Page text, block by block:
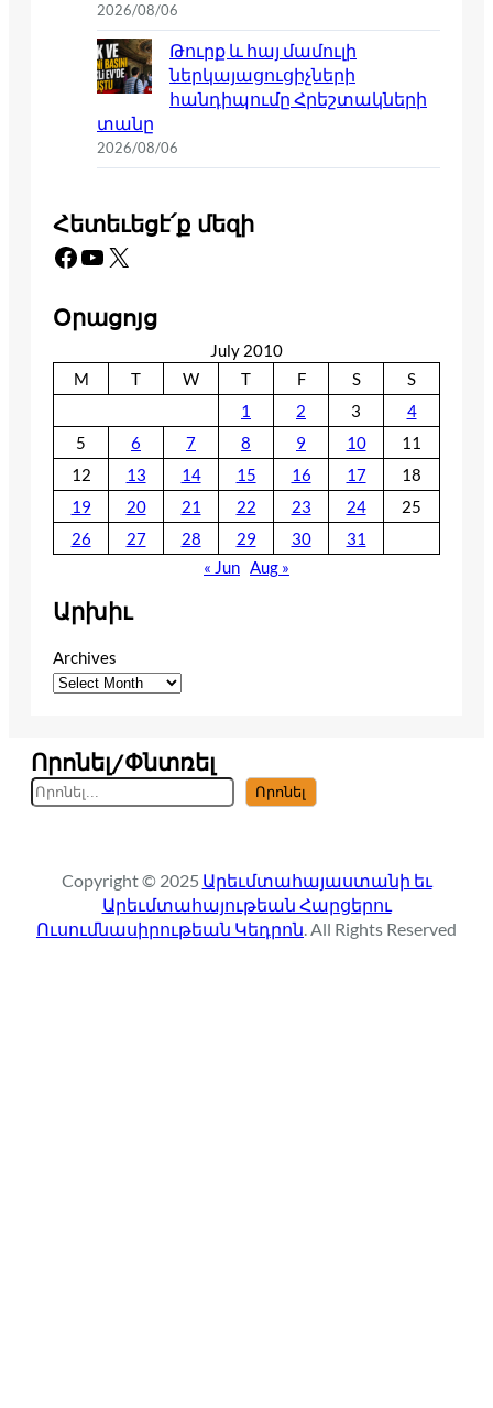
2026/08/06
Թուրք և հայ մամուլի
ներկայացուցիչների
հանդիպումը Հրեշտակների
տանը
2026/08/06
Հետեւեցէ՛ք մեզի
Facebook YouTube X
Օրացոյց
July 2010
M
T W T F S
S
1
2 3
4
5
6 7 8 9 10
11
12
13 14 15 16 17
18
19
20 21 22 23 24
25
26
27 28 29 30
31
« Jun Aug »
Արխիւ
Archives
Որոնել/Փնտռել
S
e
c
h
Որոնել
Copyright © 2025 Արեւմտահայաստանի եւ
Արեւմտահայութեան Հարցերու
Ուսումնասիրութեան Կեդրոն. All Rights Reserved